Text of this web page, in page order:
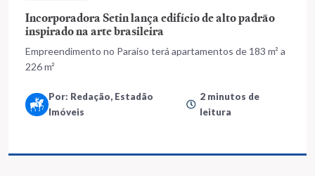
Incorporadora Setin lança edifício de alto padrão
inspirado na arte brasileira
Empreendimento no Paraíso terá apartamentos de 183 m² a
226 m²
Por: Redação, Estadão
Imóveis
2 minutos de
leitura